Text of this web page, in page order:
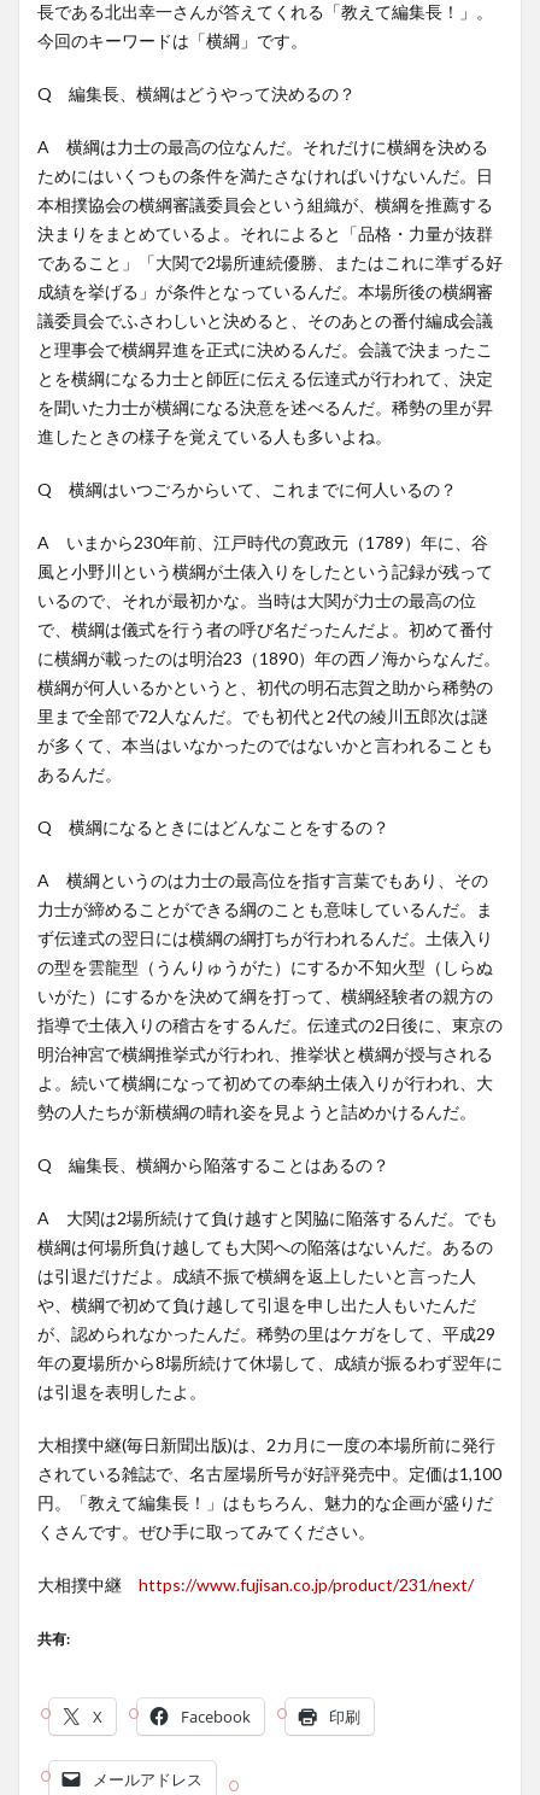
長である北出幸一さんが答えてくれる「教えて編集長！」。
今回のキーワードは「横綱」です。
Q 編集長、横綱はどうやって決めるの？
A 横綱は力士の最高の位なんだ。それだけに横綱を決める
ためにはいくつもの条件を満たさなければいけないんだ。日
本相撲協会の横綱審議委員会という組織が、横綱を推薦する
決まりをまとめているよ。それによると「品格・力量が抜群
であること」「大関で2場所連続優勝、またはこれに準ずる好
成績を挙げる」が条件となっているんだ。本場所後の横綱審
議委員会でふさわしいと決めると、そのあとの番付編成会議
と理事会で横綱昇進を正式に決めるんだ。会議で決まったこ
とを横綱になる力士と師匠に伝える伝達式が行われて、決定
を聞いた力士が横綱になる決意を述べるんだ。稀勢の里が昇
進したときの様子を覚えている人も多いよね。
Q 横綱はいつごろからいて、これまでに何人いるの？
A いまから230年前、江戸時代の寛政元（1789）年に、谷
風と小野川という横綱が土俵入りをしたという記録が残って
いるので、それが最初かな。当時は大関が力士の最高の位
で、横綱は儀式を行う者の呼び名だったんだよ。初めて番付
に横綱が載ったのは明治23（1890）年の西ノ海からなんだ。
横綱が何人いるかというと、初代の明石志賀之助から稀勢の
里まで全部で72人なんだ。でも初代と2代の綾川五郎次は謎
が多くて、本当はいなかったのではないかと言われることも
あるんだ。
Q 横綱になるときにはどんなことをするの？
A 横綱というのは力士の最高位を指す言葉でもあり、その
力士が締めることができる綱のことも意味しているんだ。ま
ず伝達式の翌日には横綱の綱打ちが行われるんだ。土俵入り
の型を雲龍型（うんりゅうがた）にするか不知火型（しらぬ
いがた）にするかを決めて綱を打って、横綱経験者の親方の
指導で土俵入りの稽古をするんだ。伝達式の2日後に、東京の
明治神宮で横綱推挙式が行われ、推挙状と横綱が授与される
よ。続いて横綱になって初めての奉納土俵入りが行われ、大
勢の人たちが新横綱の晴れ姿を見ようと詰めかけるんだ。
Q 編集長、横綱から陥落することはあるの？
A 大関は2場所続けて負け越すと関脇に陥落するんだ。でも
横綱は何場所負け越しても大関への陥落はないんだ。あるの
は引退だけだよ。成績不振で横綱を返上したいと言った人
や、横綱で初めて負け越して引退を申し出た人もいたんだ
が、認められなかったんだ。稀勢の里はケガをして、平成29
年の夏場所から8場所続けて休場して、成績が振るわず翌年に
は引退を表明したよ。
大相撲中継(毎日新聞出版)は、2カ月に一度の本場所前に発行
されている雑誌で、名古屋場所号が好評発売中。定価は1,100
円。「教えて編集長！」はもちろん、魅力的な企画が盛りだ
くさんです。ぜひ手に取ってみてください。
大相撲中継 https://www.fujisan.co.jp/product/231/next/
共有:
X Facebook 印刷
メールアドレス